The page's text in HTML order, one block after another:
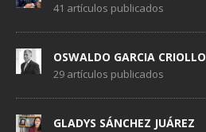
41 artículos publicados
OSWALDO GARCIA CRIOLLO
29 artículos publicados
GLADYS SÁNCHEZ JUÁREZ